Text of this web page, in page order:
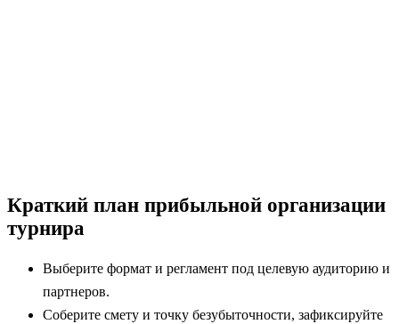
Краткий план прибыльной организации
турнира
Выберите формат и регламент под целевую аудиторию и
партнеров.
Соберите смету и точку безубыточности, зафиксируйте